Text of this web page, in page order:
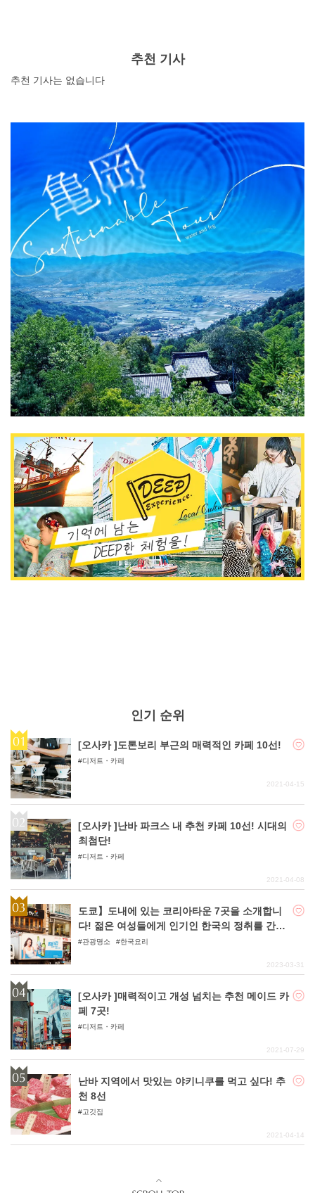
속 매료시키는 난바. 이번 기사에서는 난바의 매력을 느낄
수 있는 바를 소개합니다.
추천 기사
추천 기사는 없습니다
인기 순위
[오사카 ]도톤보리 부근의 매력적인 카페 10선!
디저트・카페
2021-04-15
[오사카 ]난바 파크스 내 추천 카페 10선! 시대의
최첨단!
디저트・카페
2021-04-08
도쿄】도내에 있는 코리아타운 7곳을 소개합니
다! 젊은 여성들에게 인기인 한국의 정취를 간편
하게 맛볼 수 있다!
관광명소 한국요리
2023-03-31
[오사카 ]매력적이고 개성 넘치는 추천 메이드 카
페 7곳!
디저트・카페
2021-07-29
난바 지역에서 맛있는 야키니쿠를 먹고 싶다! 추
천 8선
고깃집
2021-04-14